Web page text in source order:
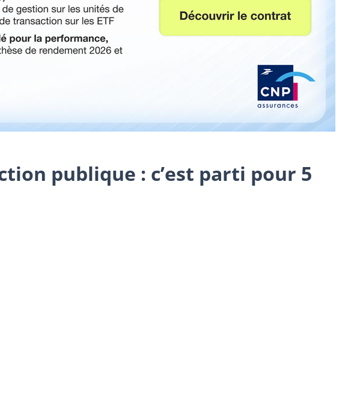
publique : c’est parti pour 5